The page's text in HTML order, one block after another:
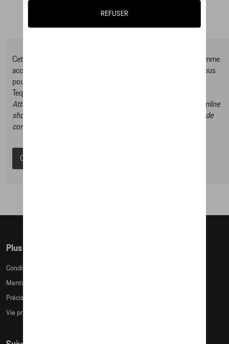
Cet online shop vous présente une sélection d’articles de la gamme
accessoires Tequipment, pour découvrir la gamme complète vous
pouvez consulter notre Moteur de recherche d’accessoires
Tequipment.
Attention, en cliquant sur le lien du catalogue vous sortez du online
shop et dans ce catalogue vous n’aurez donc pas la possibilité de
commander des articles en ligne.
Catalogue Porsche
Plus d'informations
Conditions de vente
Mentions légales
Précision des tailles
Vie privée